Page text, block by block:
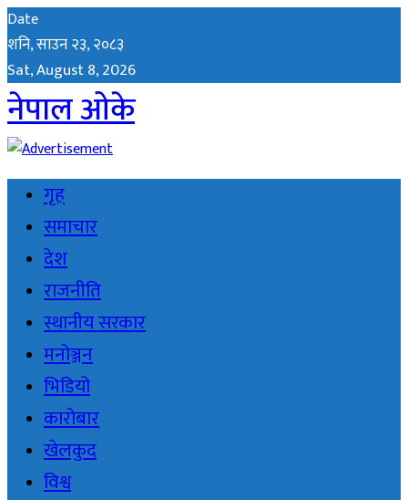
Date
शनि, साउन २३, २०८३
Sat, August 8, 2026
नेपाल ओके
गृह
समाचार
देश
राजनीति
स्थानीय सरकार
मनोञ्जन
भिडियो
कारोबार
खेलकुद
विश्व